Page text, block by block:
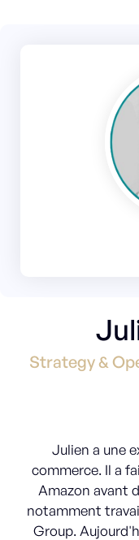
Strategy &
Julien a une
commerce. Il a
Amazon avant
notamment
Group.